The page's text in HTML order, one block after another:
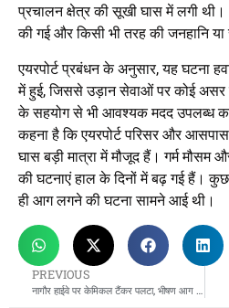
प्रचालन क्षेत्र की सूखी घास में लगी
की गई और किसी भी तरह की जनहानि या
एयरपोर्ट प्रबंधन के अनुसार, यह घटना
में हुई, जिससे उड़ान सेवाओं पर कोई असर
के सहयोग से भी आवश्यक मदद उपलब्ध
कहना है कि एयरपोर्ट परिसर और
घास बड़ी मात्रा में मौजूद हैं। गर्म
की घटनाएं हाल के दिनों में बढ़ गई हैं।
ही आग लगने की घटना सामने आई थी।
PREVIOUS
नागौर हाईवे पर केमिकल टैंकर पलटा, भीषण आग लगी, ड्राइवर बाल-बाल बचा